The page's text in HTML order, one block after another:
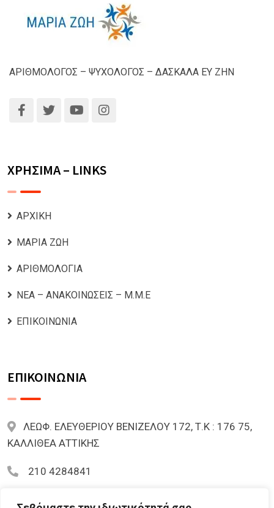
ΑΡΙΘΜΟΛΟΓΟΣ – ΨΥΧΟΛΟΓΟΣ – ΔΑΣΚΑΛΑ ΕΥ ΖΗΝ
ΧΡΗΣΙΜΑ – LINKS
ΑΡΧΙΚΗ
ΜΑΡΙΑ ΖΩΗ
ΑΡΙΘΜΟΛΟΓΙΑ
ΝΕΑ – ΑΝΑΚΟΙΝΩΣΕΙΣ – Μ.Μ.Ε
ΕΠΙΚΟΙΝΩΝΙΑ
ΕΠΙΚΟΙΝΩΝΙΑ
ΛΕΩΦ. ΕΛΕΥΘΕΡΙΟΥ ΒΕΝΙΖΕΛΟΥ 172, Τ.Κ : 176 75,
ΚΑΛΛΙΘΕΑ ΑΤΤΙΚΗΣ
210 4284841
mariazoi.powernumbers@gmail.com